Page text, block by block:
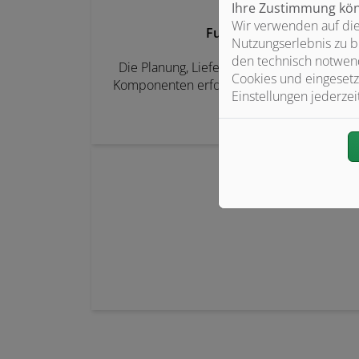
Full Service
Die Planung, Lieferung und Installation
Komponenten erfolgt bei uns aus einer
Ihre Zustimmung
Wir verwenden auf
Nutzungserlebnis zu
den technisch
Cookies und
Einstellungen